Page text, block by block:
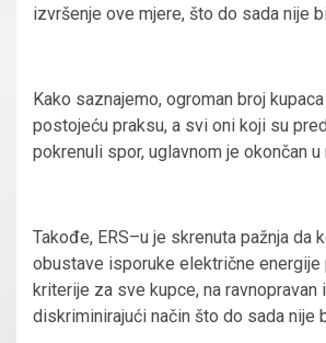
izvršenje ove mjere, što do sada nije
Kako saznajemo, ogroman broj
postojeću praksu, a svi oni koji su
pokrenuli spor, uglavnom je okončan
Takođe, ERS–u je skrenuta pažnja da
obustave isporuke električne energije
kriterije za sve kupce, na ravnopravan
diskriminirajući način što do sada nije